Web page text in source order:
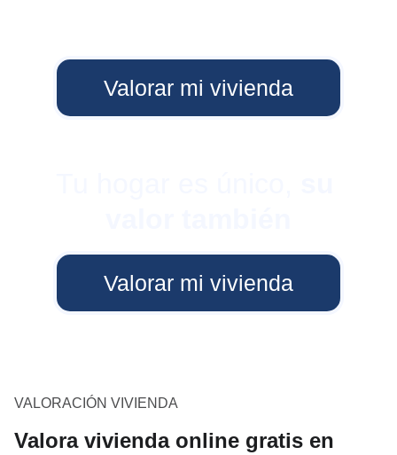
Valorar mi vivienda
Valorar mi vivienda
VALORACIÓN VIVIENDA
Valora vivienda online gratis en